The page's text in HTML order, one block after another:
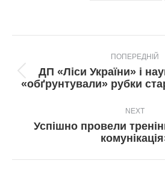
navigation
ПОПЕРЕДНІЙ
пост:
ДП «Ліси України» і
«обґрунтували» рубки
NEXT
Next
post:
Успішно провели